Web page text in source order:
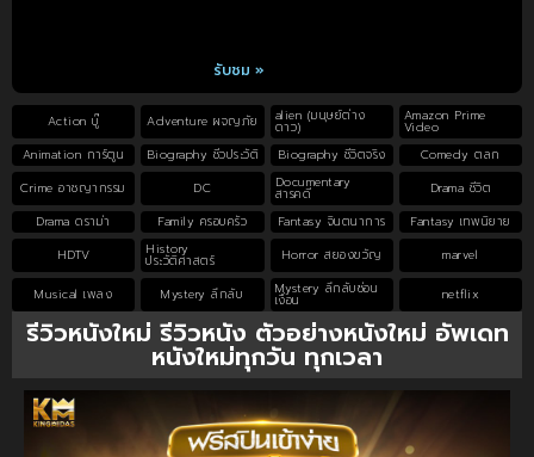
รับชม »
Action บู๊ Adventure ผจญภัย alien (มนุษย์ต่าง
ดาว)
Amazon Prime
Video
Animation การ์ตูน
Biography ชีวประวัติ Biography ชีวิตจริง
Comedy ตลก
Crime อาชญากรรม
DC Documentary
สารคดี
Drama ชีวิต
Drama ดราม่า
Family ครอบครัว Fantasy จินตนาการ
Fantasy เทพนิยาย
HDTV
History
ประวัติศาสตร์ Horror สยองขวัญ marvel
Musical เพลง Mystery ลึกลับ Mystery ลึกลับซ่อน
เงื่อน netflix
รีวิวหนังใหม่ รีวิวหนัง ตัวอย่างหนังใหม่ อัพเดท
หนังใหม่ทุกวัน ทุกเวลา